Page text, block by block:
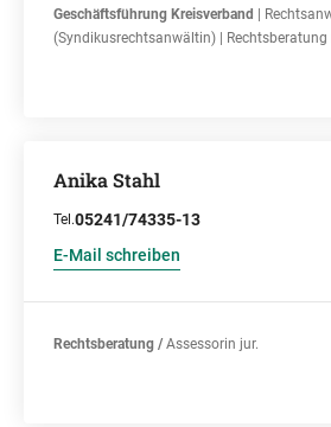
Geschäftsführung Kreisverband
|
(Syndikusrechtsanwältin) |
Anika Stahl
Tel.05241/74335-13
E-Mail schreiben
Rechtsberatung /Assessorin jur.